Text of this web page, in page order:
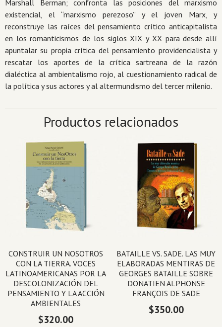
Marshall Berman; confronta las posiciones del marxismo
existencial, el “marxismo perezoso” y el joven Marx, y
reconstruye las raíces del pensamiento crítico anticapitalista
en los romanticismos de los siglos XIX y XX para desde allí
apuntalar su propia crítica del pensamiento providencialista y
rescatar los aportes de la crítica sartreana de la razón
dialéctica al ambientalismo rojo, al cuestionamiento radical de
la política y sus actores y al altermundismo del tercer milenio.
Productos relacionados
CONSTRUIR UN NOSOTROS
CON LA TIERRA. VOCES
LATINOAMERICANAS POR LA
DESCOLONIZACIÓN DEL
PENSAMIENTO Y LA ACCIÓN
AMBIENTALES
$320.00
BATAILLE VS. SADE. LAS MUY
ELABORADAS MENTIRAS DE
GEORGES BATAILLE SOBRE
DONATIEN ALPHONSE
FRANÇOIS DE SADE
$350.00